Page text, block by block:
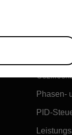
Phasen-
PID-